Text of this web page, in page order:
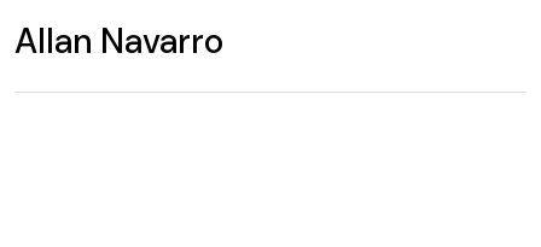
Allan Navarro